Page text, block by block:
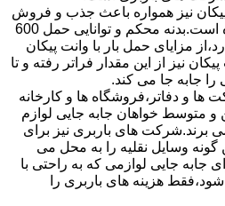
نیز همواره باعث جذب و فروش
بالای این نوع وانت ایرانی بوده است.بدنه محکم و توانایی حمل 600
مزایای حمل بار با وانت پیکان
نیز از این مقدار فراتر رفته و تا
را جابه جا می کند.
ها و دفاتر،فروشگاه ها و کارخانه
و متوسط خواهان جابه جایی لوازم
برند.شرکت های باربری نیز برای
گونه وسایل نقلیه را به محل می
جابه جایی لوازمی که به راحتی با
هزینه های باربری را